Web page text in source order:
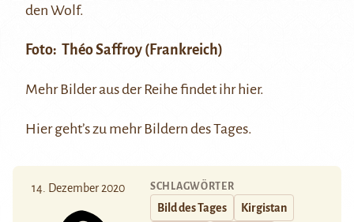
den Wolf.
Foto: Théo Saffroy (Frankreich)
Mehr Bilder aus der Reihe findet ihr hier.
Hiergeht’s zu mehr Bildern des Tages.
14. Dezember 2020 SCHLAGWÖRTER
Bild des Tages Kirgistan